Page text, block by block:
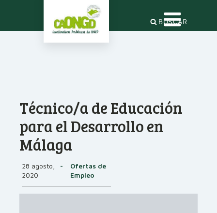
BUSCAR
Técnico/a de Educación
para el Desarrollo en
Málaga
28 agosto,
2020
-
Ofertas de
Empleo